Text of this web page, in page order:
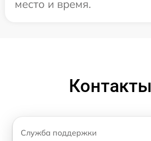
место и время.
Контакты
Служба поддержки